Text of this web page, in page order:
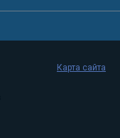
Карта сайта